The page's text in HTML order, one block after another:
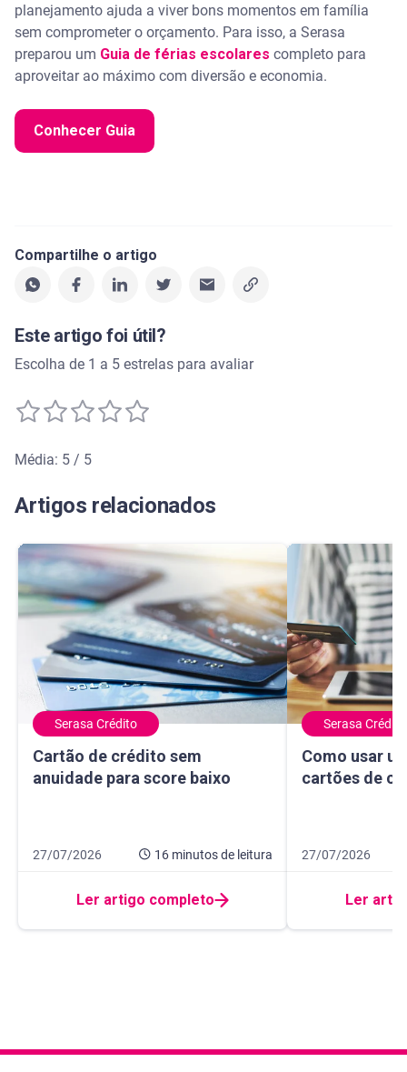
planejamento ajuda a viver bons momentos em família
sem comprometer o orçamento. Para isso, a Serasa
preparou um Guia de férias escolares completo para
aproveitar ao máximo com diversão e economia.
Conhecer Guia
Compartilhe o artigo
Este artigo foi útil?
Escolha de 1 a 5 estrelas para avaliar
Média: 5 / 5
Artigos relacionados
Serasa Crédito
Cartão de crédito sem
anuidade para score baixo
Cartão de crédito sem anuidade para score baixo
Data de publicação 27 de julho de 2026
27/07/2026 16 minutosde leitura
16 minutos de leitura
Ler artigo completo
Serasa Crédito
Como usar
cartões de
Como usar um
Data de
27/07/2026
10 minutos de
Ler